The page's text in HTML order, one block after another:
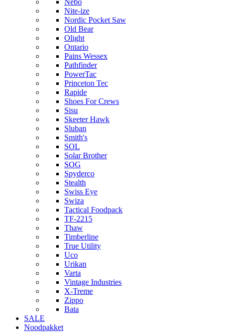
Nebo
Nite-ize
Nordic Pocket Saw
Old Bear
Olight
Ontario
Pains Wessex
Pathfinder
PowerTac
Princeton Tec
Rapide
Shoes For Crews
Sisu
Skeeter Hawk
Sluban
Smith's
SOL
Solar Brother
SOG
Spyderco
Stealth
Swiss Eye
Swiza
Tactical Foodpack
TF-2215
Thaw
Timberline
True Utility
Uco
Urikan
Varta
Vintage Industries
X-Treme
Zippo
Bata
SALE
Noodpakket